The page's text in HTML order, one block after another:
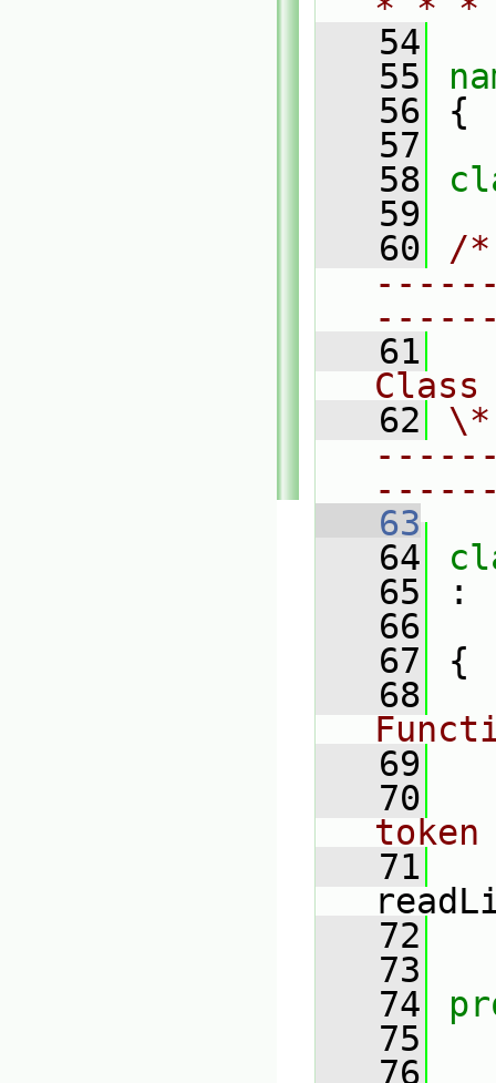
   54
   55
   56
{
   57
   58
   59
   60
/
   61
   62
   63
   64
   65
:
   66
   67
{
   68
   69
   70
token
   71
   72
   73
   74
   75
   76